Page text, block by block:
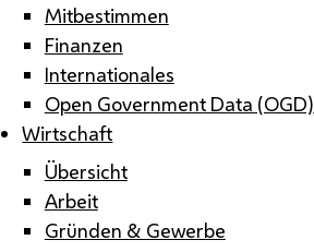
Mitbestimmen
Finanzen
Internationales
Open Government Data (OGD)
Wirtschaft
Übersicht
Arbeit
Gründen & Gewerbe